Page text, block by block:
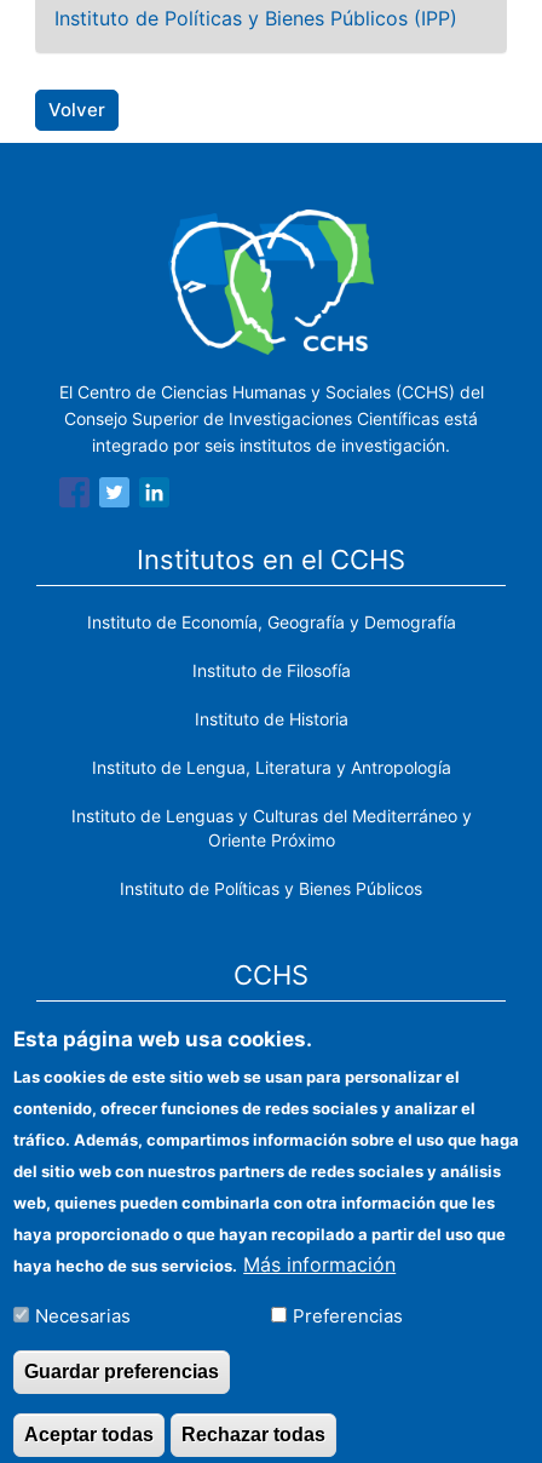
Instituto de Políticas y Bienes Públicos (IPP)
Volver
El Centro de Ciencias Humanas y Sociales (CCHS) del
Consejo Superior de Investigaciones Científicas está
integrado por seis institutos de investigación.
Institutos en el CCHS
Instituto de Economía, Geografía y Demografía
Instituto de Filosofía
Instituto de Historia
Instituto de Lengua, Literatura y Antropología
Instituto de Lenguas y Culturas del Mediterráneo y
Oriente Próximo
Instituto de Políticas y Bienes Públicos
CCHS
Sede electrónica CSIC
Identidad institucional
Información para proveedores
Ayudas FEDER
Organismos financiadores
Contacto
Cómo llegar
©Copyright 2026 Todos los derechos reservados
Esta página web usa cookies.
Las cookies de este sitio web se usan para personalizar el
contenido, ofrecer funciones de redes sociales y analizar el
tráfico. Además, compartimos información sobre el uso que haga
del sitio web con nuestros partners de redes sociales y análisis
web, quienes pueden combinarla con otra información que les
haya proporcionado o que hayan recopilado a partir del uso que
haya hecho de sus servicios. Más información
Necesarias Preferencias
Guardar preferencias
Rechazar todas
Aceptar todas